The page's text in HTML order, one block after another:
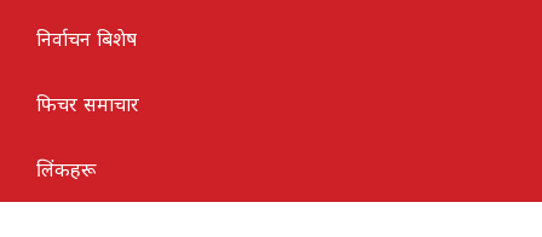
निर्वाचन बिशेष
फिचर समाचार
लिंकहरू